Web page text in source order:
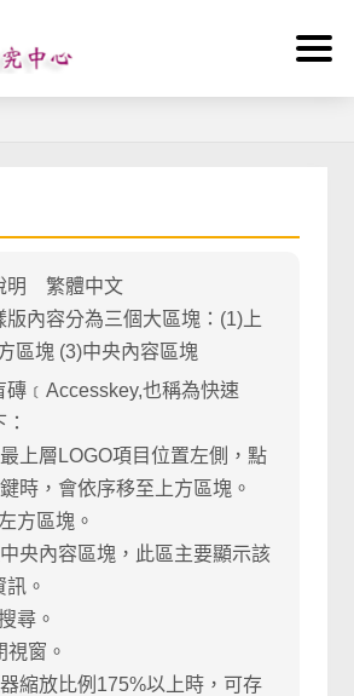
明 繁體中文
版內容分為三個大區塊：(1)上
區塊 (3)中央內容區塊
磚﹝Accesskey,也稱為快速
上層LOGO項目位置左側，點
時，會依序移至上方區塊。
方區塊。
央內容區塊，此區主要顯示該
。
尋。
視窗。
縮放比例175%以上時，可存